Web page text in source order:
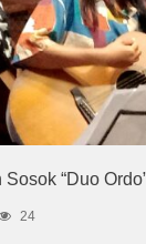
“Duo
24